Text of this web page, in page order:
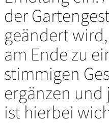
der
geändert
am Ende zu
stimmigen
ergänzen und
ist hierbei